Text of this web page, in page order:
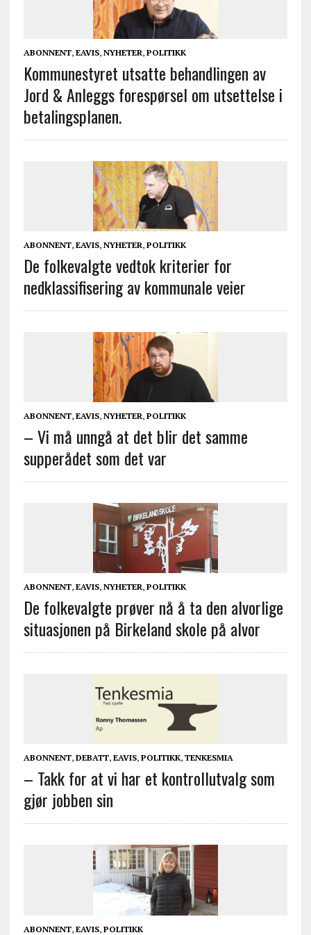
ABONNENT, EAVIS, NYHETER, POLITIKK
Kommunestyret utsatte behandlingen av
Jord & Anleggs forespørsel om utsettelse i
betalingsplanen.
ABONNENT, EAVIS, NYHETER, POLITIKK
De folkevalgte vedtok kriterier for
nedklassifisering av kommunale veier
ABONNENT, EAVIS, NYHETER, POLITIKK
– Vi må unngå at det blir det samme
supperådet som det var
ABONNENT, EAVIS, NYHETER, POLITIKK
De folkevalgte prøver nå å ta den alvorlige
situasjonen på Birkeland skole på alvor
ABONNENT, DEBATT, EAVIS, POLITIKK, TENKESMIA
– Takk for at vi har et kontrollutvalg som
gjør jobben sin
ABONNENT, EAVIS, POLITIKK